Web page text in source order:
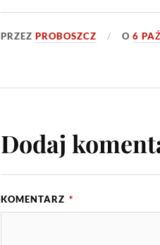
PRZEZPROBOSZCZ O6
Dodaj
KOMENTARZ *